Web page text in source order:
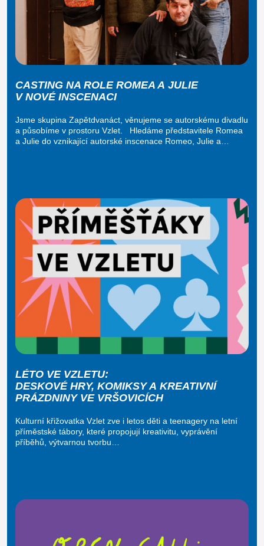
CASTING NA ROLE ROMEA A JULIE
V NOVÉ INSCENACI
Jsme skupina Zapětdvanáct, věnujeme se autorskému divadlu
a působíme v prostoru Vzlet. Hledáme představitele Romea
a Julie do vznikající autorské inscenace Romeo, Julie a…
LÉTO VE VZLETU:
DESKOVÉ HRY, KOMIKSY A KREATIVNÍ
PRÁZDNINY VE VRŠOVICÍCH
Kulturní křižovatka Vzlet zve i letos děti a teenagery na letní
příměstské tábory, které propojují kreativitu, vyprávění
příběhů, výtvarnou tvorbu…